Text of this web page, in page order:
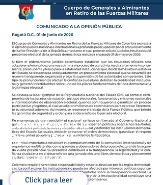
Comunicado a la
Opinión Pública
01 de Junio de 2026
Click para leer